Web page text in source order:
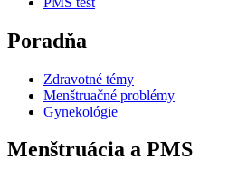
Poradňa
Zdravotné témy
Menštruačné problémy
Gynekológie
Menštruácia a PMS